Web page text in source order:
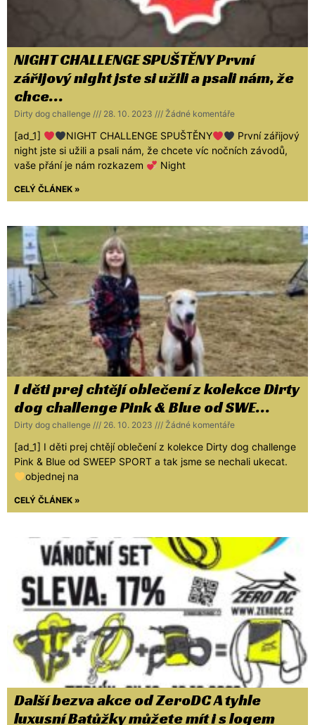
NIGHT CHALLENGE SPUŠTĚNY První
zářijový night jste si užili a psali nám, že
chce…
Dirty dog challenge 28. 10. 2023 Žádné komentáře
[ad_1] NIGHT CHALLENGE SPUŠTĚNY
První zářijový
night jste si užili a psali nám, že chcete víc nočních závodů,
vaše přání je nám rozkazem
Night
CELÝ ČLÁNEK »
I děti prej chtějí oblečení z kolekce Dirty
dog challenge Pink & Blue od SWE…
Dirty dog challenge 26. 10. 2023 Žádné komentáře
[ad_1] I děti prej chtějí oblečení z kolekce Dirty dog challenge
Pink & Blue od SWEEP SPORT a tak jsme se nechali ukecat.
objednej na
CELÝ ČLÁNEK »
Další bezva akce od ZeroDC A tyhle
luxusní Batůžky můžete mít i s logem